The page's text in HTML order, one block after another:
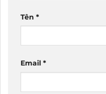
Tên *
Email *